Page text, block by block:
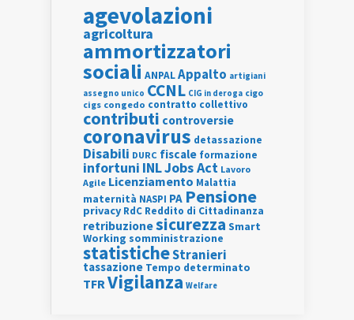
agevolazioni
agricoltura
ammortizzatori
sociali ANPALAppalto artigiani
assegno unico CCNL CIG in deroga cigo
cigs congedo contratto collettivo
contributi controversie
coronavirus detassazione
Disabili DURC fiscale formazione
infortuni INLJobs Act Lavoro
Agile Licenziamento Malattia
maternità NASPI PA Pensione
privacy RdC Reddito di Cittadinanza
retribuzionesicurezza Smart
Working somministrazione
statisticheStranieri
tassazione Tempo determinato
TFRVigilanza Welfare